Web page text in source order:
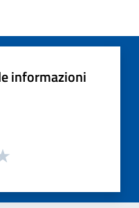
informazioni